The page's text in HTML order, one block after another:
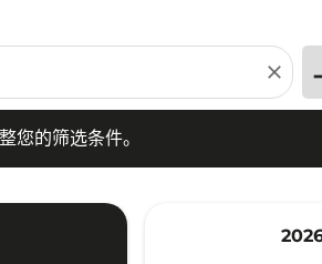
close
您的筛选条件。